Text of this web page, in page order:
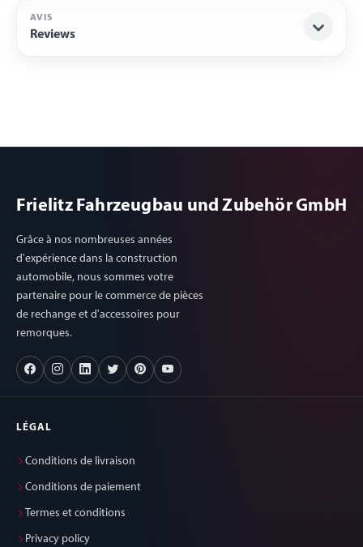
AVIS
Reviews
Frielitz Fahrzeugbau und Zubehör GmbH
Grâce à nos nombreuses années
d'expérience dans la construction
automobile, nous sommes votre
partenaire pour le commerce de pièces
de rechange et d'accessoires pour
remorques.
LÉGAL
Conditions de livraison
Conditions de paiement
Termes et conditions
Privacy policy